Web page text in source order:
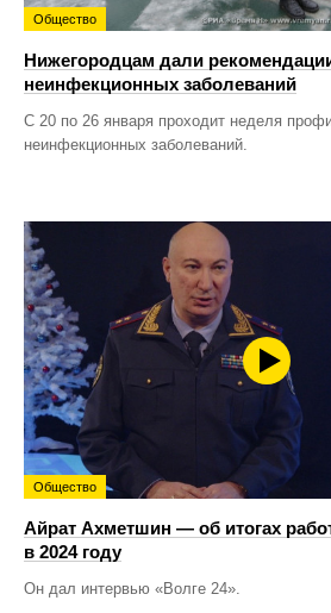
Общество
Нижегородцам дали
неинфекционных заболеваний
С 20 по 26 января проходит неделя
неинфекционных заболеваний.
Общество
Айрат Ахметшин — об итогах
в 2024 году
Он дал интервью «Волге 24».